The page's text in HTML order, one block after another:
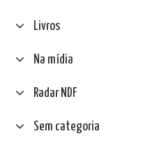
Livros
Na mídia
Radar NDF
Sem categoria